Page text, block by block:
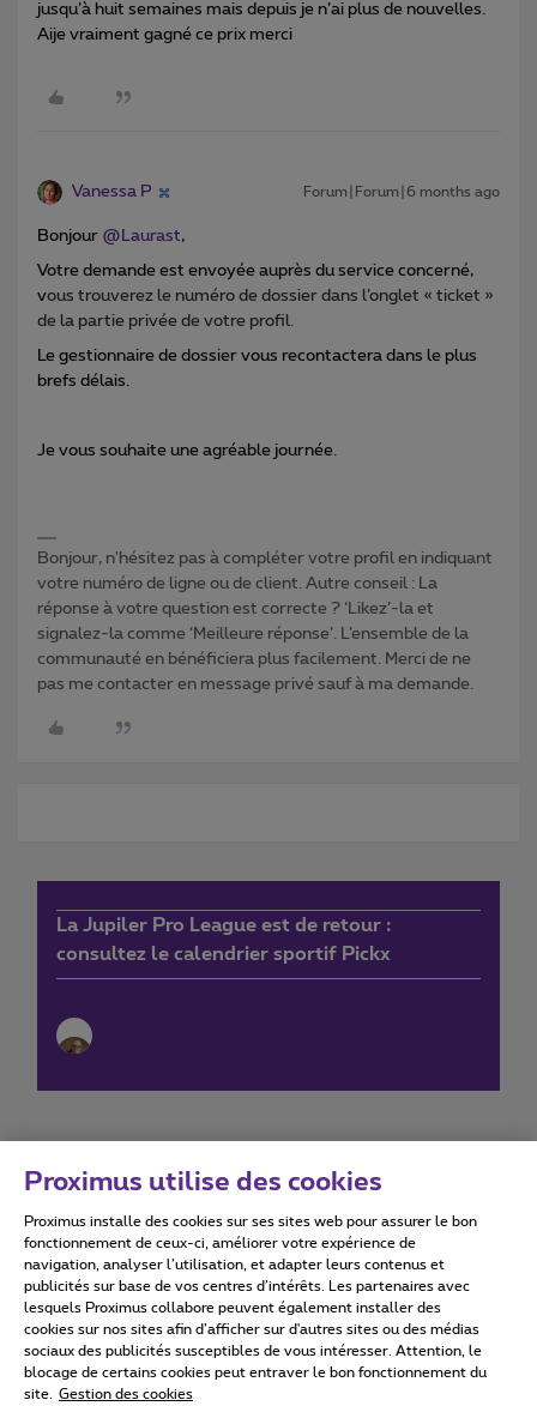
jusqu’à huit semaines mais depuis je n’ai plus de nouvelles.
Aije vraiment gagné ce prix merci
Vanessa P Forum|Forum|6 months ago
Bonjour ​ @Laurast,
Votre demande est envoyée auprès du service concerné,
vous trouverez le numéro de dossier dans l’onglet « ticket »
de la partie privée de votre profil.
Le gestionnaire de dossier vous recontactera dans le plus
brefs délais.
Je vous souhaite une agréable journée.
Bonjour, n'hésitez pas à compléter votre profil en indiquant
votre numéro de ligne ou de client. Autre conseil : La
réponse à votre question est correcte ? ‘Likez’-la et
signalez-la comme ‘Meilleure réponse’. L’ensemble de la
communauté en bénéficiera plus facilement. Merci de ne
pas me contacter en message privé sauf à ma demande.
La Jupiler Pro League est de retour :
consultez le calendrier sportif Pickx
Conditions d'utilisation Accessibility statement
Tous droits réservés. © 2026 Proximus
Conditions générales, info consommateur
Proximus utilise des cookies
Proximus installe des cookies sur ses sites web pour assurer le bon
fonctionnement de ceux-ci, améliorer votre expérience de
navigation, analyser l’utilisation, et adapter leurs contenus et
publicités sur base de vos centres d’intérêts. Les partenaires avec
lesquels Proximus collabore peuvent également installer des
cookies sur nos sites afin d’afficher sur d'autres sites ou des médias
sociaux des publicités susceptibles de vous intéresser. Attention, le
blocage de certains cookies peut entraver le bon fonctionnement du
site.
Gestion des cookies